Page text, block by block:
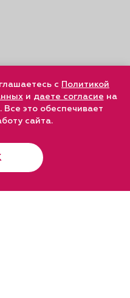
с Политикой
и даете согласие на
это обеспечивает
сайта.